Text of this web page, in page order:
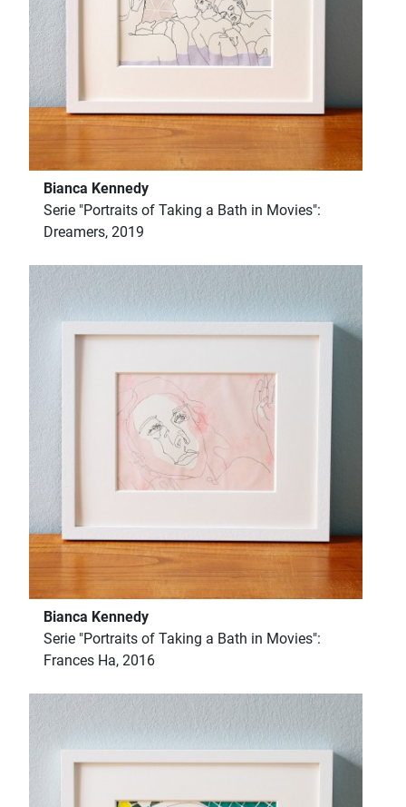
Bianca Kennedy
Serie "Portraits of Taking a Bath in Movies":
Dreamers, 2019
Bianca Kennedy
Serie "Portraits of Taking a Bath in Movies":
Frances Ha, 2016